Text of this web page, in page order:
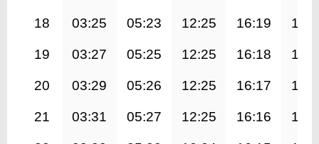
18 03:25 05:23 12:25 16:19
19 03:27 05:25 12:25 16:18
20 03:29 05:26 12:25 16:17
21 03:31 05:27 12:25 16:16